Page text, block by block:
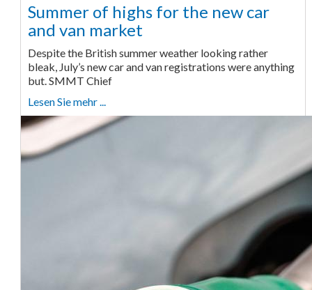
Summer of highs for the new car
and van market
Despite the British summer weather looking rather
bleak, July’s new car and van registrations were anything
but. SMMT Chief
Lesen Sie mehr ...